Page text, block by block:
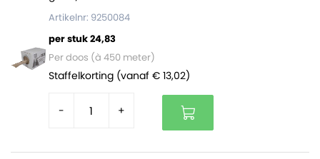
Artikelnr: 9250084
per stuk 24,83
Per doos (à 450 meter)
Staffelkorting (vanaf € 13,02)
- +